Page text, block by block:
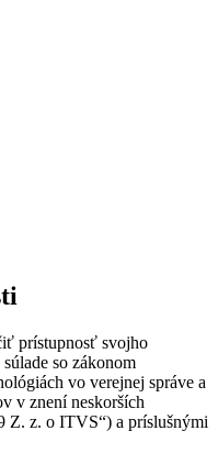
prístupnosť svojho
so zákonom
vo verejnej správe a
v znení neskorších
Z. z. o ITVS“) a príslušnými